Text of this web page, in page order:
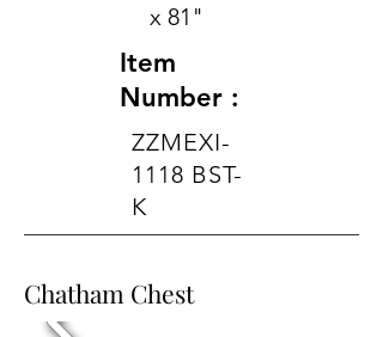
x 81"
Item
Number :
ZZMEXI-
1118 BST-
K
Chatham Chest